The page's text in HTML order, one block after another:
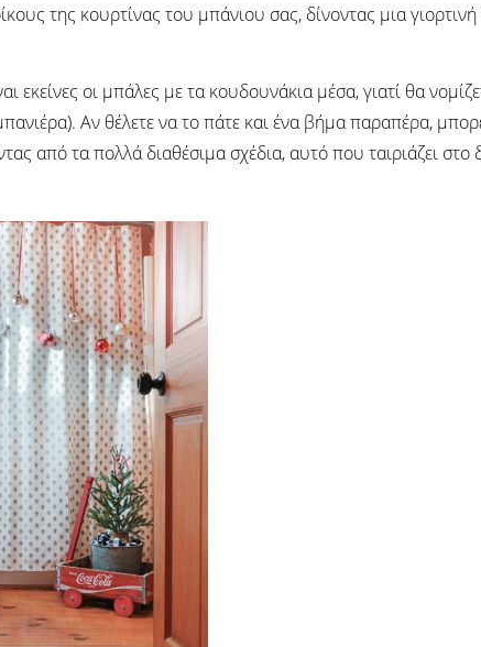
της κουρτίνας του μπάνιου σας, δίνοντας μια
εκείνες οι μπάλες με τα κουδουνάκια μέσα, γιατί θα
Αν θέλετε να το πάτε και ένα βήμα παραπέρα,
από τα πολλά διαθέσιμα σχέδια, αυτό που ταιριάζει στο